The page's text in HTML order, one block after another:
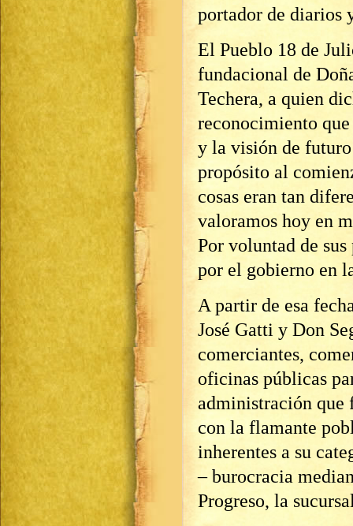
portador de diarios
El Pueblo 18 de
fundacional de
Techera, a quien
reconocimiento
y la visión de
propósito al
cosas eran tan
valoramos hoy en
Por voluntad de
por el gobierno en
A partir de esa
José Gatti y Don
comerciantes,
oficinas públicas
administración que
con la flamante
inherentes a su
– burocracia
Progreso, la